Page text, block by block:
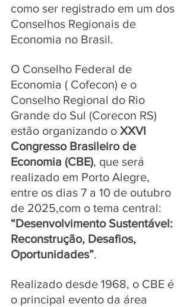
como ser registrado em um dos
Conselhos Regionais de
Economia no Brasil.
O Conselho Federal de
Economia ( Cofecon) e o
Conselho Regional do Rio
Grande do Sul (Corecon RS)
estão organizando o XXVI
Congresso Brasileiro de
Economia (CBE), que será
realizado em Porto Alegre,
entre os dias 7 a 10 de outubro
de 2025,com o tema central:
“Desenvolvimento Sustentável:
Reconstrução, Desafios,
Oportunidades”.
Realizado desde 1968, o CBE é
o principal evento da área